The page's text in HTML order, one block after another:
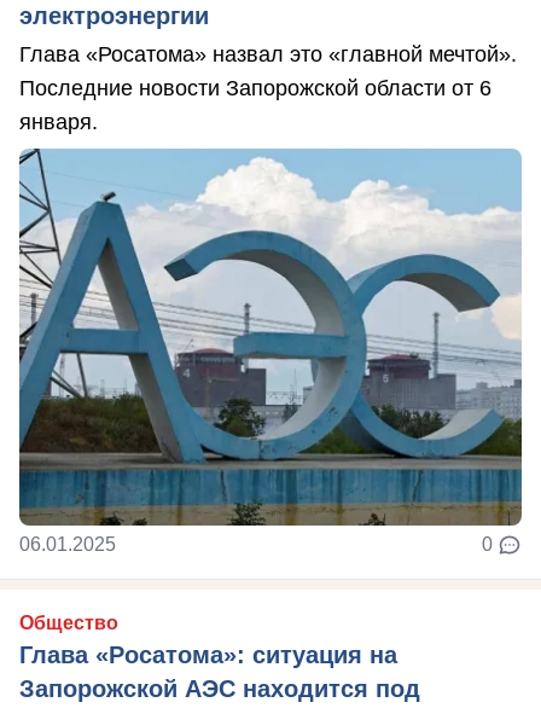
электроэнергии
Глава «Росатома» назвал это «главной мечтой».
Последние новости Запорожской области от 6
января.
06.01.2025 0
Общество
Глава «Росатома»: ситуация на
Запорожской АЭС находится под